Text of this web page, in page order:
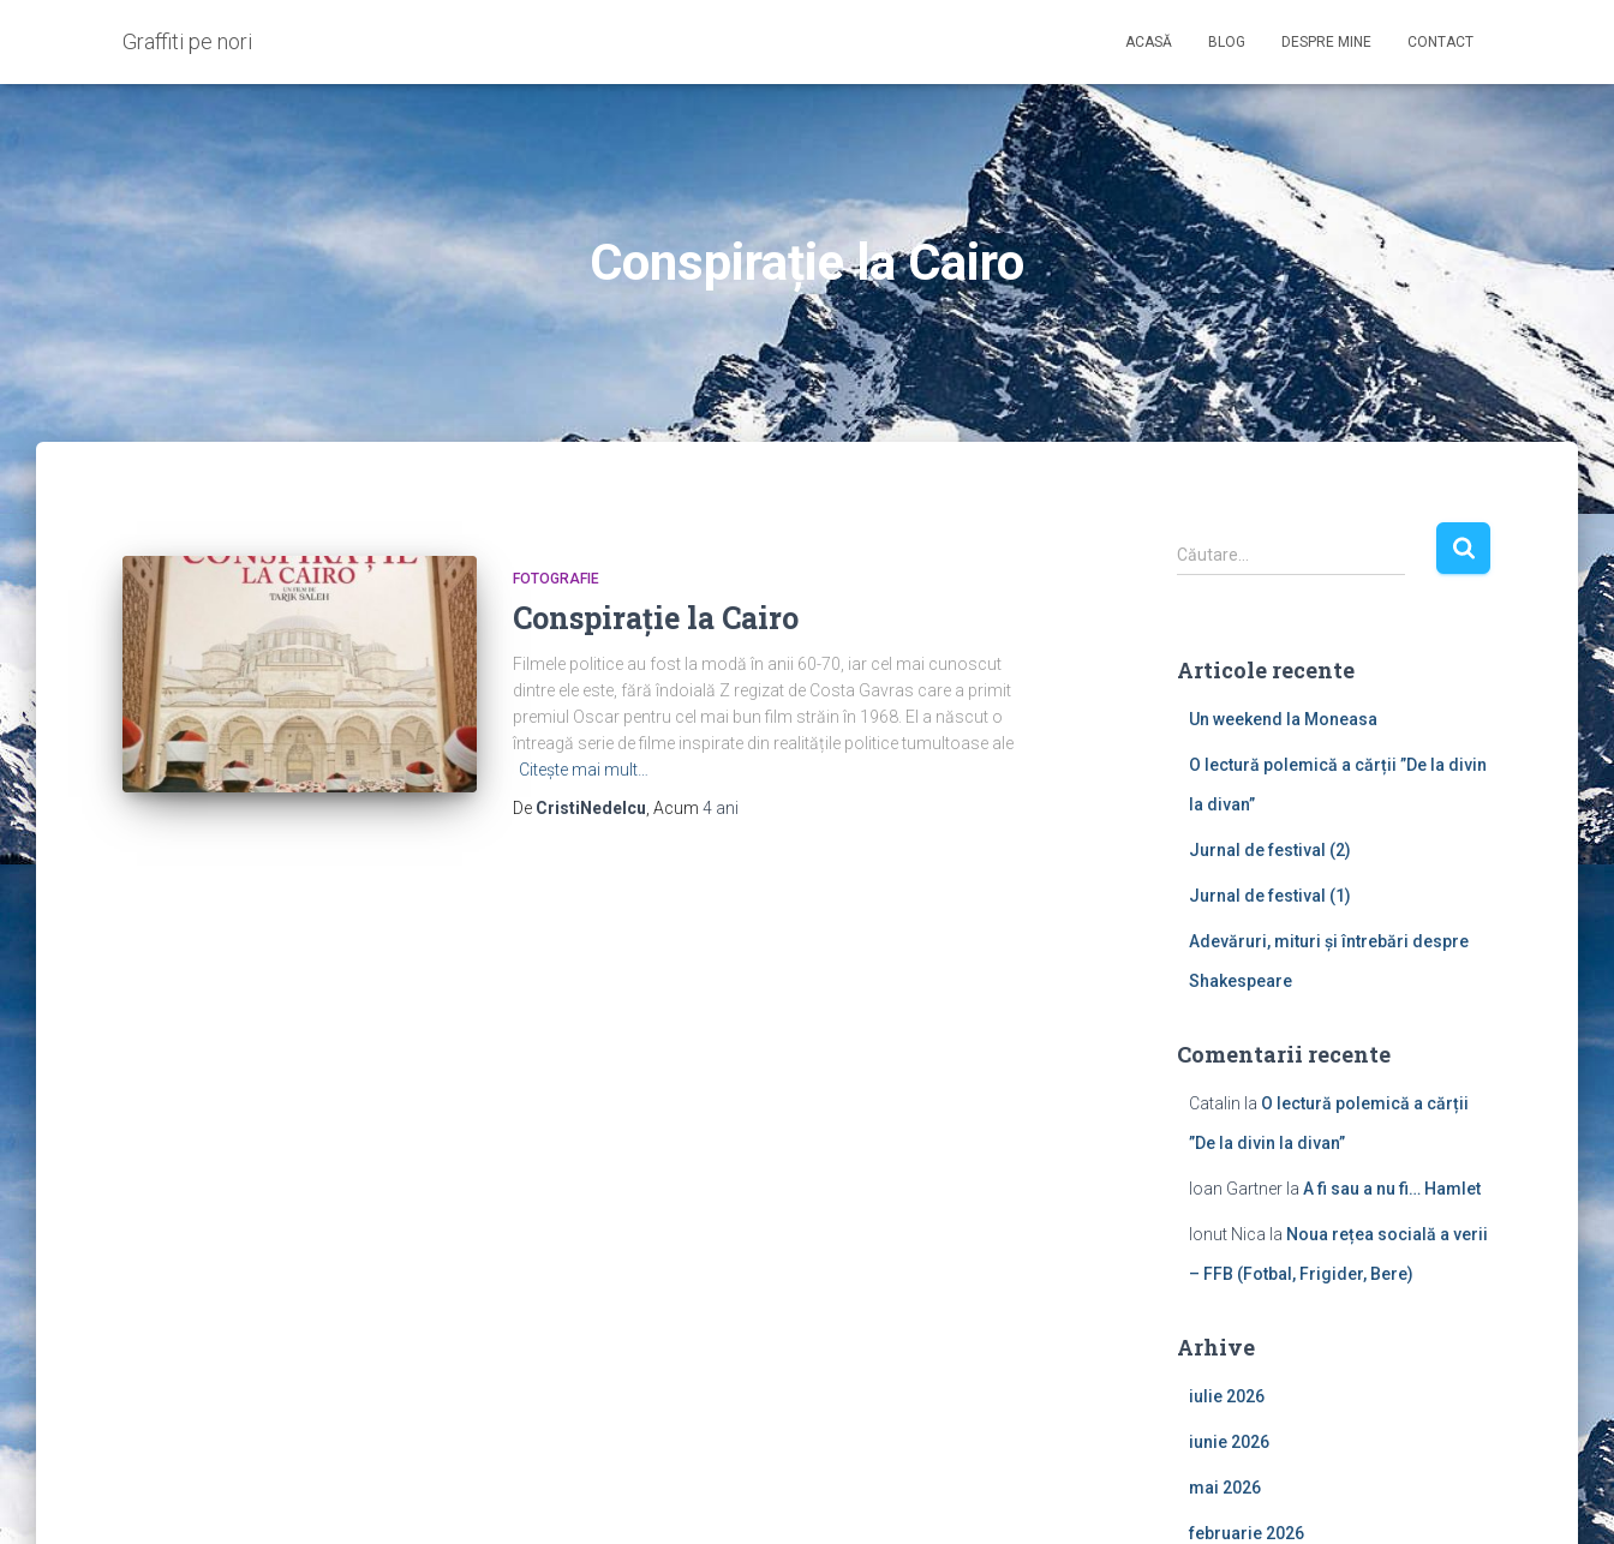
Graffiti pe nori ACASĂ BLOG DESPRE MINE CONTACT
Conspirație la Cairo
FOTOGRAFIE
Conspirație la Cairo
Filmele politice au fost la modă în anii 60-70, iar cel mai cunoscut
dintre ele este, fără îndoială Z regizat de Costa Gavras care a primit
premiul Oscar pentru cel mai bun film străin în 1968. El a născut o
întreagă serie de filme inspirate din realitățile politice tumultoase ale
Citește mai mult…
De CristiNedelcu , Acum 4 ani
C
a
d
Căutare…
Articole recente
Un weekend la Moneasa
O lectură polemică a cărții ”De la divin
la divan”
Jurnal de festival (2)
Jurnal de festival (1)
Adevăruri, mituri și întrebări despre
Shakespeare
Comentarii recente
Catalin la O lectură polemică a cărții
”De la divin la divan”
Ioan Gartnerla A fi sau a nu fi… Hamlet
Ionut Nica la Noua rețea socială a verii
– FFB (Fotbal, Frigider, Bere)
Arhive
iulie 2026
iunie 2026
mai 2026
februarie 2026